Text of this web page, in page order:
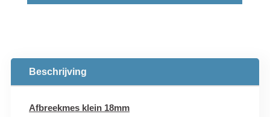
Beschrijving
Afbreekmes klein 18mm